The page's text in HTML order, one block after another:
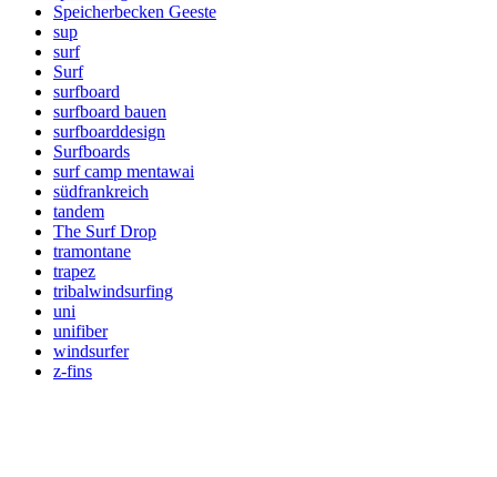
Speicherbecken Geeste
sup
surf
Surf
surfboard
surfboard bauen
surfboarddesign
Surfboards
surf camp mentawai
südfrankreich
tandem
The Surf Drop
tramontane
trapez
tribalwindsurfing
uni
unifiber
windsurfer
z-fins